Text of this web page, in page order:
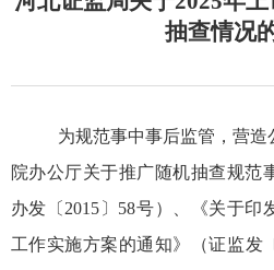
抽查情况
为规范事中事后监管，营造
院办公厅关于推广随机抽查规范
办发 〔2015〕 58号）、
《关于印
工作实施方案的通知》（证监发